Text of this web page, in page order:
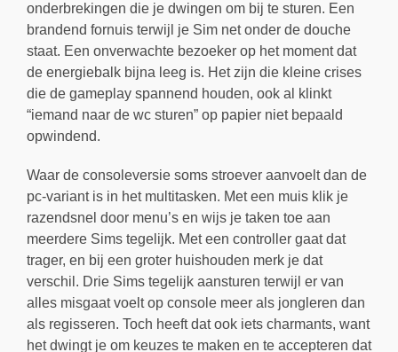
onderbrekingen die je dwingen om bij te sturen. Een
brandend fornuis terwijl je Sim net onder de douche
staat. Een onverwachte bezoeker op het moment dat
de energiebalk bijna leeg is. Het zijn die kleine crises
die de gameplay spannend houden, ook al klinkt
“iemand naar de wc sturen” op papier niet bepaald
opwindend.
Waar de consoleversie soms stroever aanvoelt dan de
pc-variant is in het multitasken. Met een muis klik je
razendsnel door menu’s en wijs je taken toe aan
meerdere Sims tegelijk. Met een controller gaat dat
trager, en bij een groter huishouden merk je dat
verschil. Drie Sims tegelijk aansturen terwijl er van
alles misgaat voelt op console meer als jongleren dan
als regisseren. Toch heeft dat ook iets charmants, want
het dwingt je om keuzes te maken en te accepteren dat